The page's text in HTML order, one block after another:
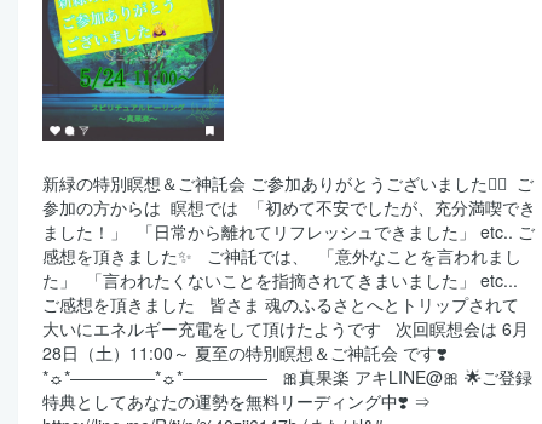
新緑の特別瞑想＆ご神託会 ご参加ありがとうございました🙇‍♀️ ⁡ ご
参加の方からは ⁡ 瞑想では ⁡ 「初めて不安でしたが、充分満喫でき
ました！」 ⁡ 「日常から離れてリフレッシュできました」 etc.. ご
感想を頂きました✨ ⁡ ⁡ ご神託では、 ⁡ 「意外なことを言われまし
た」 ⁡ 「言われたくないことを指摘されてきまいました」 etc...
ご感想を頂きました ⁡ ⁡ 皆さま 魂のふるさとへとトリップされて
大いにエネルギー充電をして頂けたようです ⁡ ⁡ 次回瞑想会は 6月
28日（土）11:00～ 夏至の特別瞑想＆ご神託会 です❣️ ⁡ ⁡ ⁡ ⁡
*☼*―――――*☼*――――― ⁡ ⁡ 🎀真果楽 アキLINE@🎀 🌟ご登録
特典としてあなたの運勢を無料リーディング中❣️ ⇒